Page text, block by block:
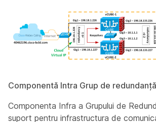
Componentă Intra Grup de redundanță
Componenta Infra a Grupului de
suport pentru infrastructura de